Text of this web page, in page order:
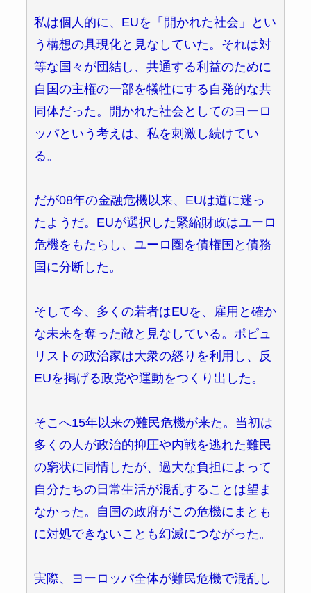
私は個人的に、EUを「開かれた社会」とい
う構想の具現化と見なしていた。それは対
等な国々が団結し、共通する利益のために
自国の主権の一部を犠牲にする自発的な共
同体だった。開かれた社会としてのヨーロ
ッパという考えは、私を刺激し続けてい
る。
だが08年の金融危機以来、EUは道に迷っ
たようだ。EUが選択した緊縮財政はユーロ
危機をもたらし、ユーロ圏を債権国と債務
国に分断した。
そして今、多くの若者はEUを、雇用と確か
な未来を奪った敵と見なしている。ポピュ
リストの政治家は大衆の怒りを利用し、反
EUを掲げる政党や運動をつくり出した。
そこへ15年以来の難民危機が来た。当初は
多くの人が政治的抑圧や内戦を逃れた難民
の窮状に同情したが、過大な負担によって
自分たちの日常生活が混乱することは望ま
なかった。自国の政府がこの危機にまとも
に対処できないことも幻滅につながった。
実際、ヨーロッパ全体が難民危機で混乱し